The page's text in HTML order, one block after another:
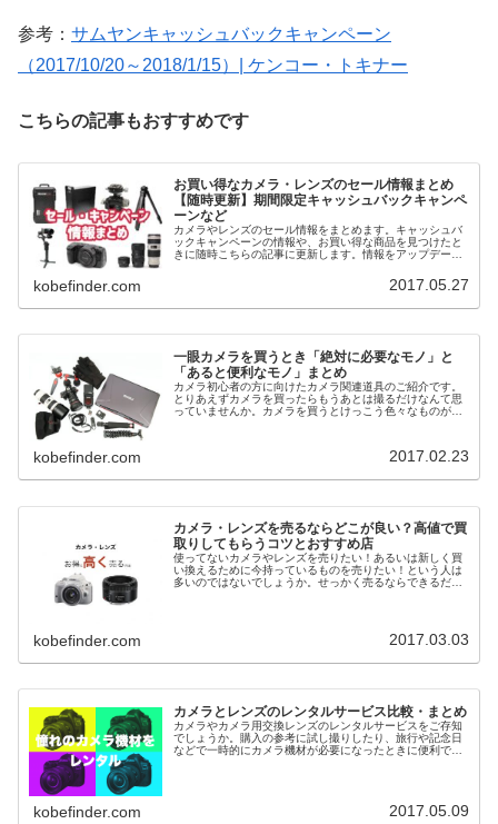
参考： サムヤンキャッシュバックキャンペーン
（2017/10/20～2018/1/15）| ケンコー・トキナー
こちらの記事もおすすめです
お買い得なカメラ・レンズのセール情報まとめ
【随時更新】期間限定キャッシュバックキャンペ
ーンなど
カメラやレンズのセール情報をまとめます。キャッシュバ
ックキャンペーンの情報や、お買い得な商品を見つけたと
きに随時こちらの記事に更新します。情報をアップデート
kobefinder.com 2017.05.27
一眼カメラを買うとき「絶対に必要なモノ」と
「あると便利なモノ」まとめ
カメラ初心者の方に向けたカメラ関連道具のご紹介です。
とりあえずカメラを買ったらもうあとは撮るだけなんて思
っていませんか。カメラを買うとけっこう色々なものが必
kobefinder.com 2017.02.23
カメラ・レンズを売るならどこが良い？高値で買
取りしてもらうコツとおすすめ店
使ってないカメラやレンズを売りたい！あるいは新しく買
い換えるために今持っているものを売りたい！という人は
多いのではないでしょうか。せっかく売るならできるだけ
kobefinder.com 2017.03.03
カメラとレンズのレンタルサービス比較・まとめ
カメラやカメラ用交換レンズのレンタルサービスをご存知
でしょうか。購入の参考に試し撮りしたり、旅行や記念日
などで一時的にカメラ機材が必要になったときに便利で
kobefinder.com 2017.05.09